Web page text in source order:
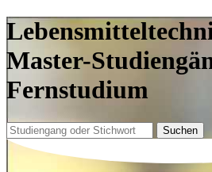
Master-
Fernstudium
Suchen